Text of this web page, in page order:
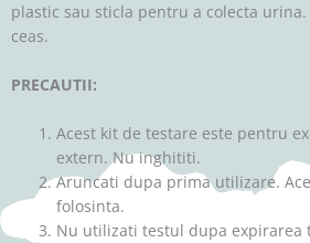
plastic sau sticla pentru a colecta
ceas.
PRECAUTII:
Acest kit de testare este pentru
extern. Nu inghititi.
Aruncati dupa prima utilizare.
folosinta.
Nu utilizati testul dupa expirarea